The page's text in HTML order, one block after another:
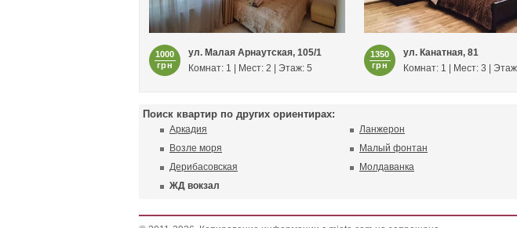
1000
грн
ул. Малая Арнаутская, 105/1
Комнат: 1 | Мест: 2 | Этаж: 5
1350
грн
ул. Канатная, 81
Комнат: 1 | Мест: 3 |
Поиск квартир по других ориентирах:
Аркадия
Возле моря
Дерибасовская
ЖД вокзал
Ланжерон
Малый фонтан
Молдаванка